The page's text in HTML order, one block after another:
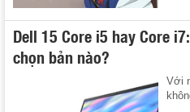
Dell 15 Core i5 hay Core
chọn bản nào?
Với